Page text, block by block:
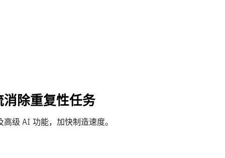
除重复性任务
级 AI 功能，加快制造速度。